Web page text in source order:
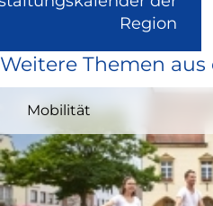
Region
und
in
Weitere Themen aus
Mobilität